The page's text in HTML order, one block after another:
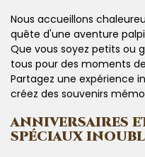
Nous accueillons
quête d'une aventure
Que vous soyez petits ou
tous pour des moments
Partagez une expérience
créez des souvenirs
ANNIVERSAIRES
SPÉCIAUX